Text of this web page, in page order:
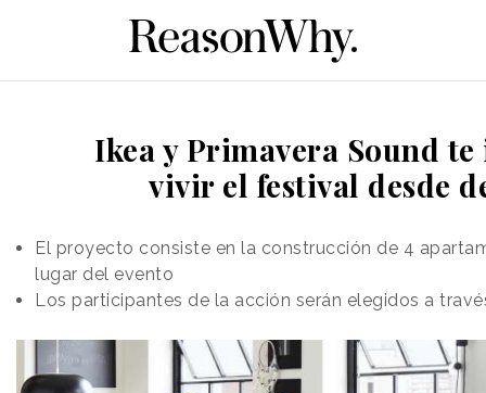
Ikea y Primavera Sound
vivir el festival desde
El proyecto consiste en la construcción de 4
lugar del evento
Los participantes de la acción serán elegidos a